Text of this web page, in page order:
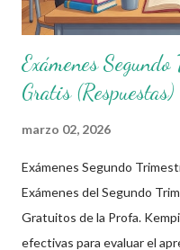
Exámenes
Gratis (Respuestas)
marzo 02, 2026
Exámenes Segundo
Exámenes del Segundo
Gratuitos de la Profa.
efectivas para evaluar el